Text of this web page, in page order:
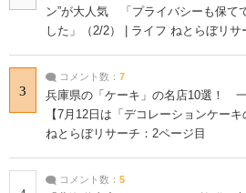
ン”が大人気 「プライバシーも保て
した」（2/2） | ライフ ねとらぼリサ
3
コメント数： 7
兵庫県の「ケーキ」の名店10選！
【7月12日は「デコレーションケー
ねとらぼリサーチ：2ページ目
コメント数： 5